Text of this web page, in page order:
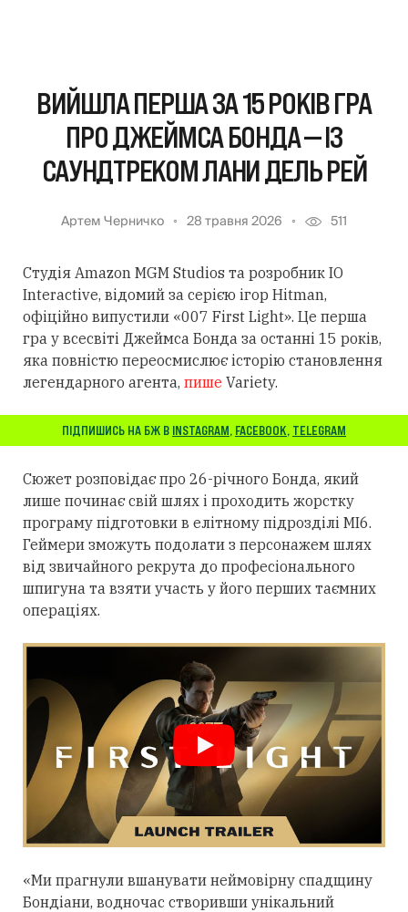
ВИЙШЛА ПЕРША ЗА 15 РОКІВ ГРА
ПРО ДЖЕЙМСА БОНДА — ІЗ
САУНДТРЕКОМ ЛАНИ ДЕЛЬ РЕЙ
Артем Черничко 28 травня 2026 511
Студія Amazon MGM Studios та розробник IO
Interactive, відомий за серією ігор Hitman,
офіційно випустили «007 First Light». Це перша
гра у всесвіті Джеймса Бонда за останні 15 років,
яка повністю переосмислює історію становлення
легендарного агента, пише Variety.
ПІДПИШИСЬ НА БЖ В INSTAGRAM, FACEBOOK, TELEGRAM
Сюжет розповідає про 26-річного Бонда, який
лише починає свій шлях і проходить жорстку
програму підготовки в елітному підрозділі MI6.
Геймери зможуть подолати з персонажем шлях
від звичайного рекрута до професіонального
шпигуна та взяти участь у його перших таємних
операціях.
«Ми прагнули вшанувати неймовірну спадщину
Бондіани, водночас створивши унікальний